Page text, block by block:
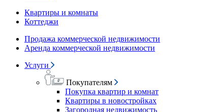
Квартиры и комнаты
Коттеджи
Продажа коммерческой недвижимости
Аренда коммерческой недвижимости
Услуги
Покупателям
Покупка квартир и комнат
Квартиры в новостройках
Загородная недвижимость